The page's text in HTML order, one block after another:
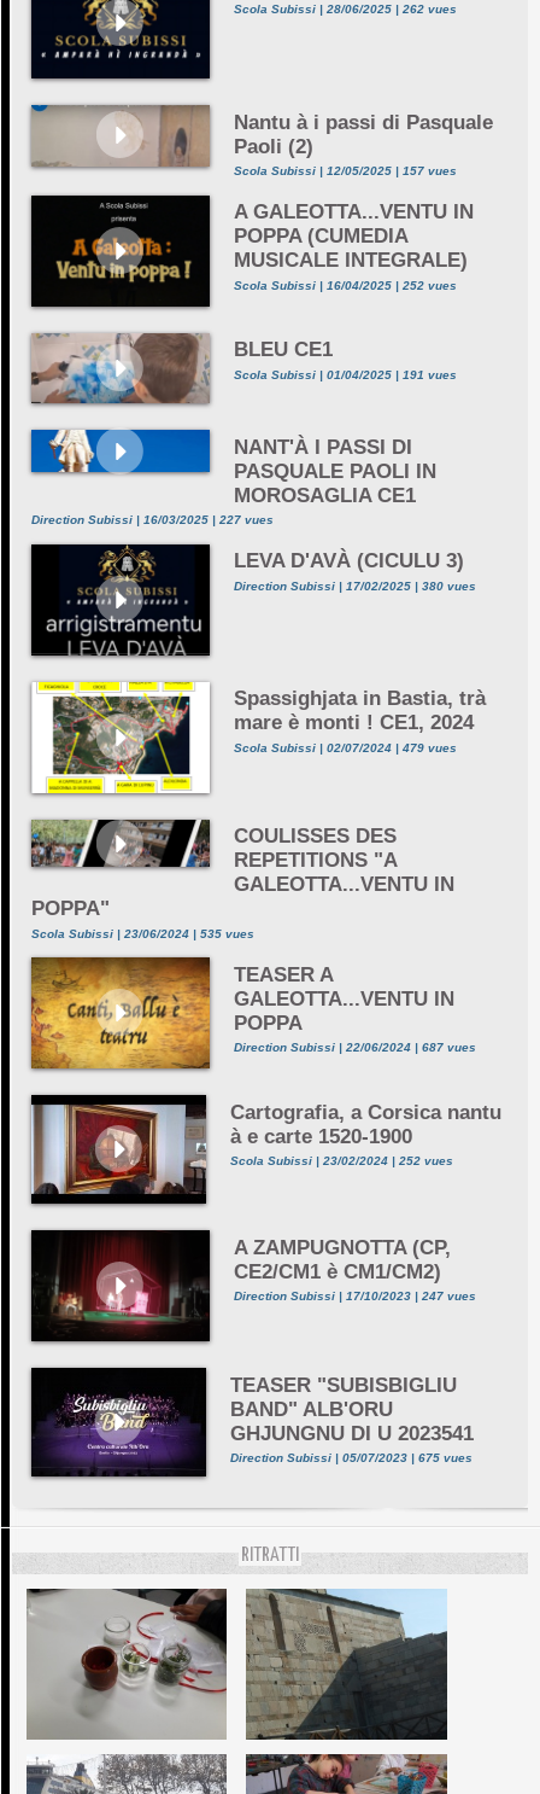
Scola Subissi | 28/06/2025 | 262 vues
Nantu à i passi di Pasquale
Paoli (2)
Scola Subissi | 12/05/2025 | 157 vues
A GALEOTTA...VENTU IN
POPPA (CUMEDIA
MUSICALE INTEGRALE)
Scola Subissi | 16/04/2025 | 252 vues
BLEU CE1
Scola Subissi | 01/04/2025 | 191 vues
NANT'À I PASSI DI
PASQUALE PAOLI IN
MOROSAGLIA CE1
Direction Subissi | 16/03/2025 | 227 vues
LEVA D'AVÀ (CICULU 3)
Direction Subissi | 17/02/2025 | 380 vues
Spassighjata in Bastia, trà
mare è monti ! CE1, 2024
Scola Subissi | 02/07/2024 | 479 vues
COULISSES DES
REPETITIONS "A
GALEOTTA...VENTU IN
POPPA"
Scola Subissi | 23/06/2024 | 535 vues
TEASER A
GALEOTTA...VENTU IN
POPPA
Direction Subissi | 22/06/2024 | 687 vues
Cartografia, a Corsica nantu
à e carte 1520-1900
Scola Subissi | 23/02/2024 | 252 vues
A ZAMPUGNOTTA (CP,
CE2/CM1 è CM1/CM2)
Direction Subissi | 17/10/2023 | 247 vues
TEASER "SUBISBIGLIU
BAND" ALB'ORU
GHJUNGNU DI U 2023541
Direction Subissi | 05/07/2023 | 675 vues
RITRATTI